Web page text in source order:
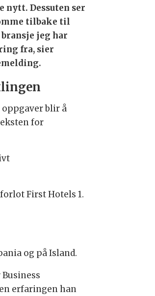
nytt. Dessuten ser
tilbake til
jeg har
fra, sier
blir å
for
First Hotels 1.
og på Island.
erfaringen han